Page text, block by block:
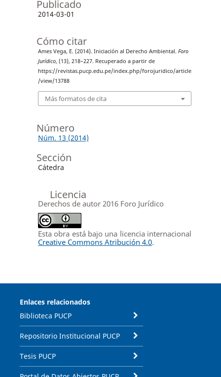
Publicado
2014-03-01
Cómo citar
Ames Vega, E. (2014). Iniciación al Derecho Ambiental. Foro
Jurídico, (13), 218–227. Recuperado a partir de
https://revistas.pucp.edu.pe/index.php/forojuridico/article
/view/13788
Más formatos de cita
Número
Núm. 13 (2014)
Sección
Cátedra
Licencia
Derechos de autor 2016 Foro Jurídico
Esta obra está bajo una licencia internacional
Creative Commons Atribución 4.0.
Enlaces relacionados
Biblioteca PUCP
Repositorio Institucional PUCP
Tesis PUCP